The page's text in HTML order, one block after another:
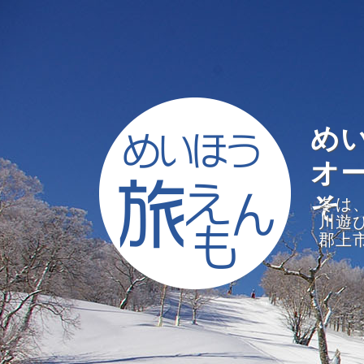
め
オ
そ
冬は
川遊
郡上